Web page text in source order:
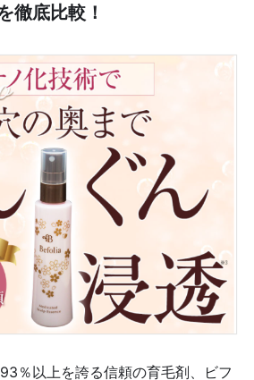
徹底比較！
％以上を誇る信頼の育毛剤、ビフ